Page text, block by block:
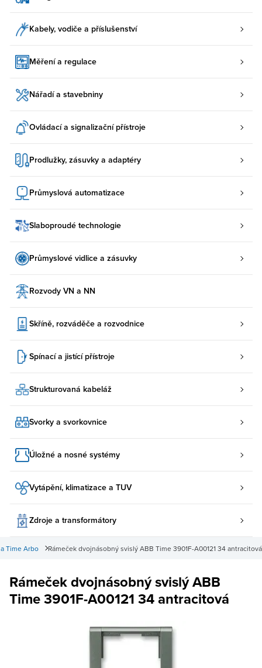
Kabely, vodiče a příslušenství
Měření a regulace
Nářadí a stavebniny
Ovládací a signalizační přístroje
Prodlužky, zásuvky a adaptéry
Průmyslová automatizace
Slaboproudé technologie
Průmyslové vidlice a zásuvky
Rozvody VN a NN
Skříně, rozváděče a rozvodnice
Spínací a jistící přístroje
Strukturovaná kabeláž
Svorky a svorkovnice
Úložné a nosné systémy
Vytápění, klimatizace a TUV
Zdroje a transformátory
Rámeček dvojnásobný svislý ABB Time 3901F-A00121 34 antracitová
Time Arbo
Rámeček dvojnásobný svislý ABB
Time 3901F-A00121 34 antracitová